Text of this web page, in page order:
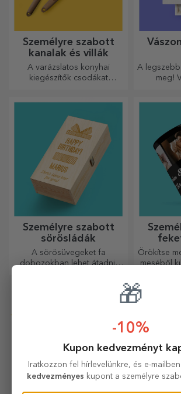
Személyre szabott
kanalak és villák
A varázslatos konyhai
kiegészítők csodákat
elkészítéséhez.
A
meg!
Személyre szabott
sörösládák
A sörösüvegeket fa
dobozokban lehet átadni,
egy személyre szóló üzenetet
Örökítse
meséből
A
🎁
-10%
Kupon kedvezményt
Iratkozzon fel hírlevelünkre, és e-
kedvezményes kupont a személyre